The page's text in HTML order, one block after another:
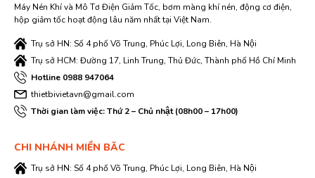
Máy Nén Khí và Mô Tơ Điện Giảm Tốc, bơm màng khí nén, động cơ điện,
hộp giảm tốc hoạt động lâu năm nhất tại Việt Nam.
Trụ sở HN: Số 4 phố Võ Trung, Phúc Lợi, Long Biên, Hà Nội
Trụ sở HCM: Đường 17, Linh Trung, Thủ Đức, Thành phố Hồ Chí Minh
Hotline 0988 947064
thietbivietavn@gmail.com
Thời gian làm việc: Thứ 2 – Chủ nhật (08h00 – 17h00)
CHI NHÁNH MIỀN BĂC
Trụ sở HN: Số 4 phố Võ Trung, Phúc Lợi, Long Biên, Hà Nội